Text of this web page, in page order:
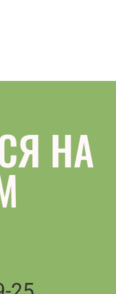
НА